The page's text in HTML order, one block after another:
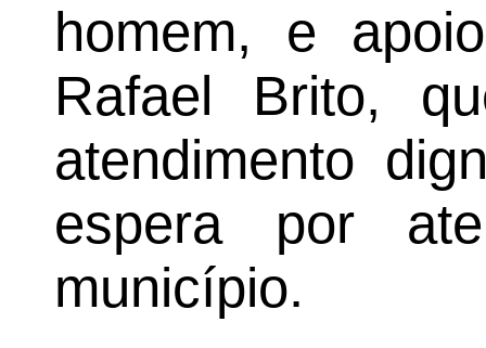
homem, e
Rafael Brito,
atendimento
espera por
município.